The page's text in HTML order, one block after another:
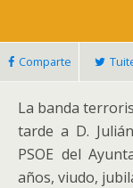
Comparte
La banda
tarde a D.
PSOE del
años, viudo,